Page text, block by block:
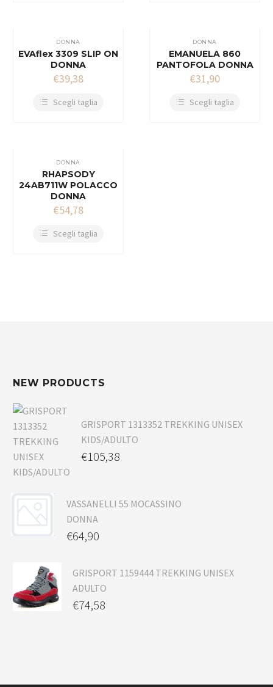
DONNA
EVAflex 3309 SLIP ON
DONNA
€39,38
Scegli taglia
DONNA
EMANUELA 860
PANTOFOLA DONNA
€31,90
Scegli taglia
DONNA
RHAPSODY
24AB711W POLACCO
DONNA
€54,78
Scegli taglia
NEW PRODUCTS
GRISPORT 1313352 TREKKING UNISEX
KIDS/ADULTO
€105,38
VASSANELLI 55 MOCASSINO
DONNA
€64,90
GRISPORT 1159444 TREKKING UNISEX
ADULTO
€74,58